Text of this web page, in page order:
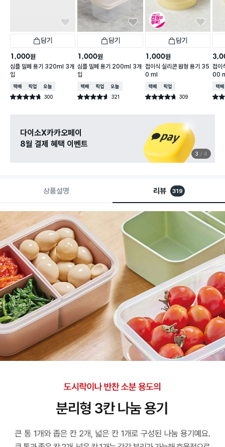
담기
1,000원
심플 밀폐 용기 320ml 3개
입
택배배송매장픽업오늘배송
별점 4.7점 300
건 작성
담기
1,000원
심플 밀폐 용기 200ml 3개
입
택배배송매장픽업오늘배송
별점 4.6점 321
건 작성
담기
1,000원
접이식 실리콘 원형 용기 35
0 ml
택배배송매장픽업
별점 4.7점 309
건 작성
접이
00
택배
별점
다이소X카카오페이
8월 결제 혜택 이벤트
3 4
상품설명 리뷰 319